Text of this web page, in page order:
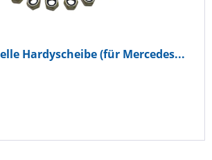
Hardyscheibe (für Mercedes...